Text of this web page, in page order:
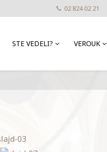
02 824 02 21
STE VEDELI? VEROUK